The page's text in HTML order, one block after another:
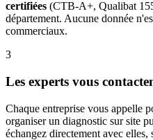
certifiées (CTB-A+, Qualibat
département. Aucune donnée
commerciaux.
3
Les experts vous
Chaque entreprise vous appelle
organiser un diagnostic sur site
échangez directement avec elles,